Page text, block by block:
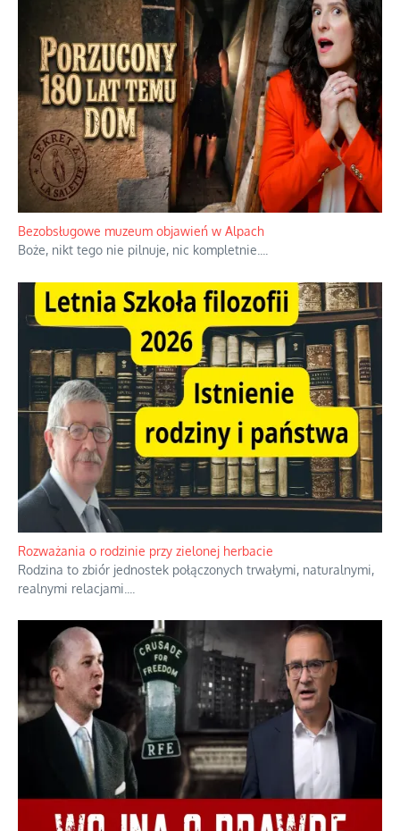
Bezobsługowe muzeum objawień w Alpach
Boże, nikt tego nie pilnuje, nic kompletnie.
Rozważania o rodzinie przy zielonej herbacie
Rodzina to zbiór jednostek połączonych trwałymi, naturalnymi,
realnymi relacjami.